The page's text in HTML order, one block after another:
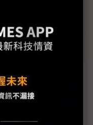
彎
玩了？
年上看千萬台